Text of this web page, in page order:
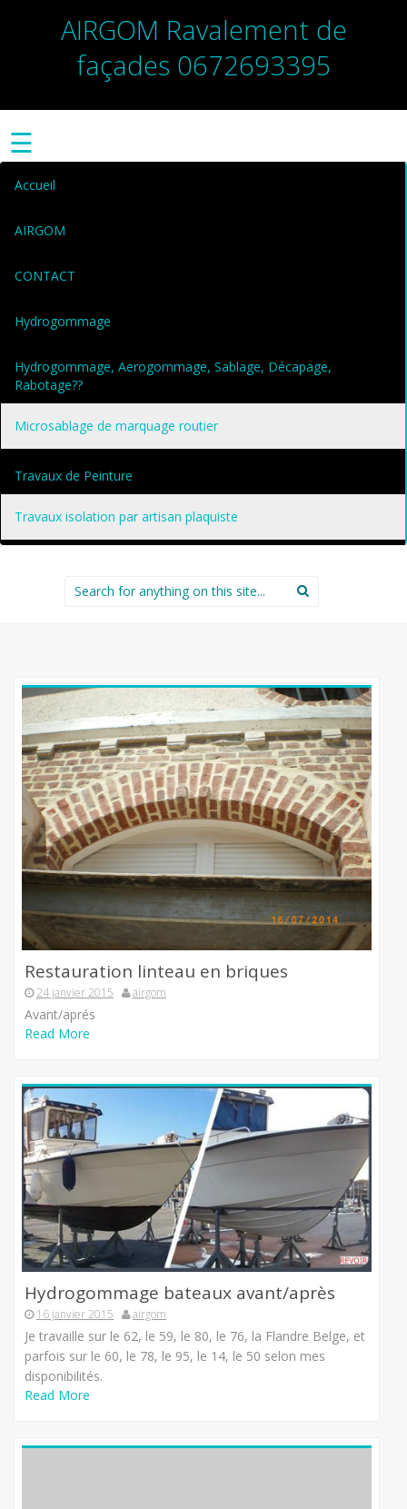
AIRGOM Ravalement de
façades 0672693395
☰
Accueil
AIRGOM
CONTACT
Hydrogommage
Hydrogommage, Aerogommage, Sablage, Décapage,
Rabotage??
Microsablage de marquage routier
Travaux de Peinture
Travaux isolation par artisan plaquiste
Search
for:
Restauration linteau en briques
24 janvier 2015 airgom
Avant/aprés
Read More
Hydrogommage bateaux avant/après
16 janvier 2015 airgom
Je travaille sur le 62, le 59, le 80, le 76, la Flandre Belge, et
parfois sur le 60, le 78, le 95, le 14, le 50 selon mes
disponibilités.
Read More